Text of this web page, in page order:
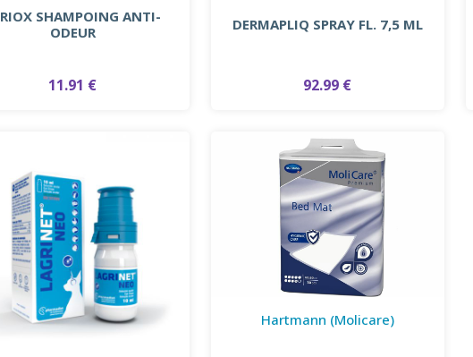
SHAMPOING ANTI-
ODEUR
11.91 €
DERMAPLIQ SPRAY FL. 7,5 ML
92.99 €
Hartmann (Molicare)